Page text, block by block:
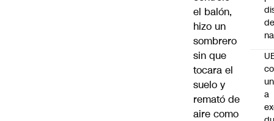
el balón,
hizo un
sombrero
sin que
tocara el
suelo y
remató de
aire como
a